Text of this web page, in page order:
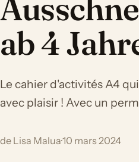
ab 4
Le cahier d'activités A4
avec plaisir ! Avec un
de Lisa Malua·10 mars 2024